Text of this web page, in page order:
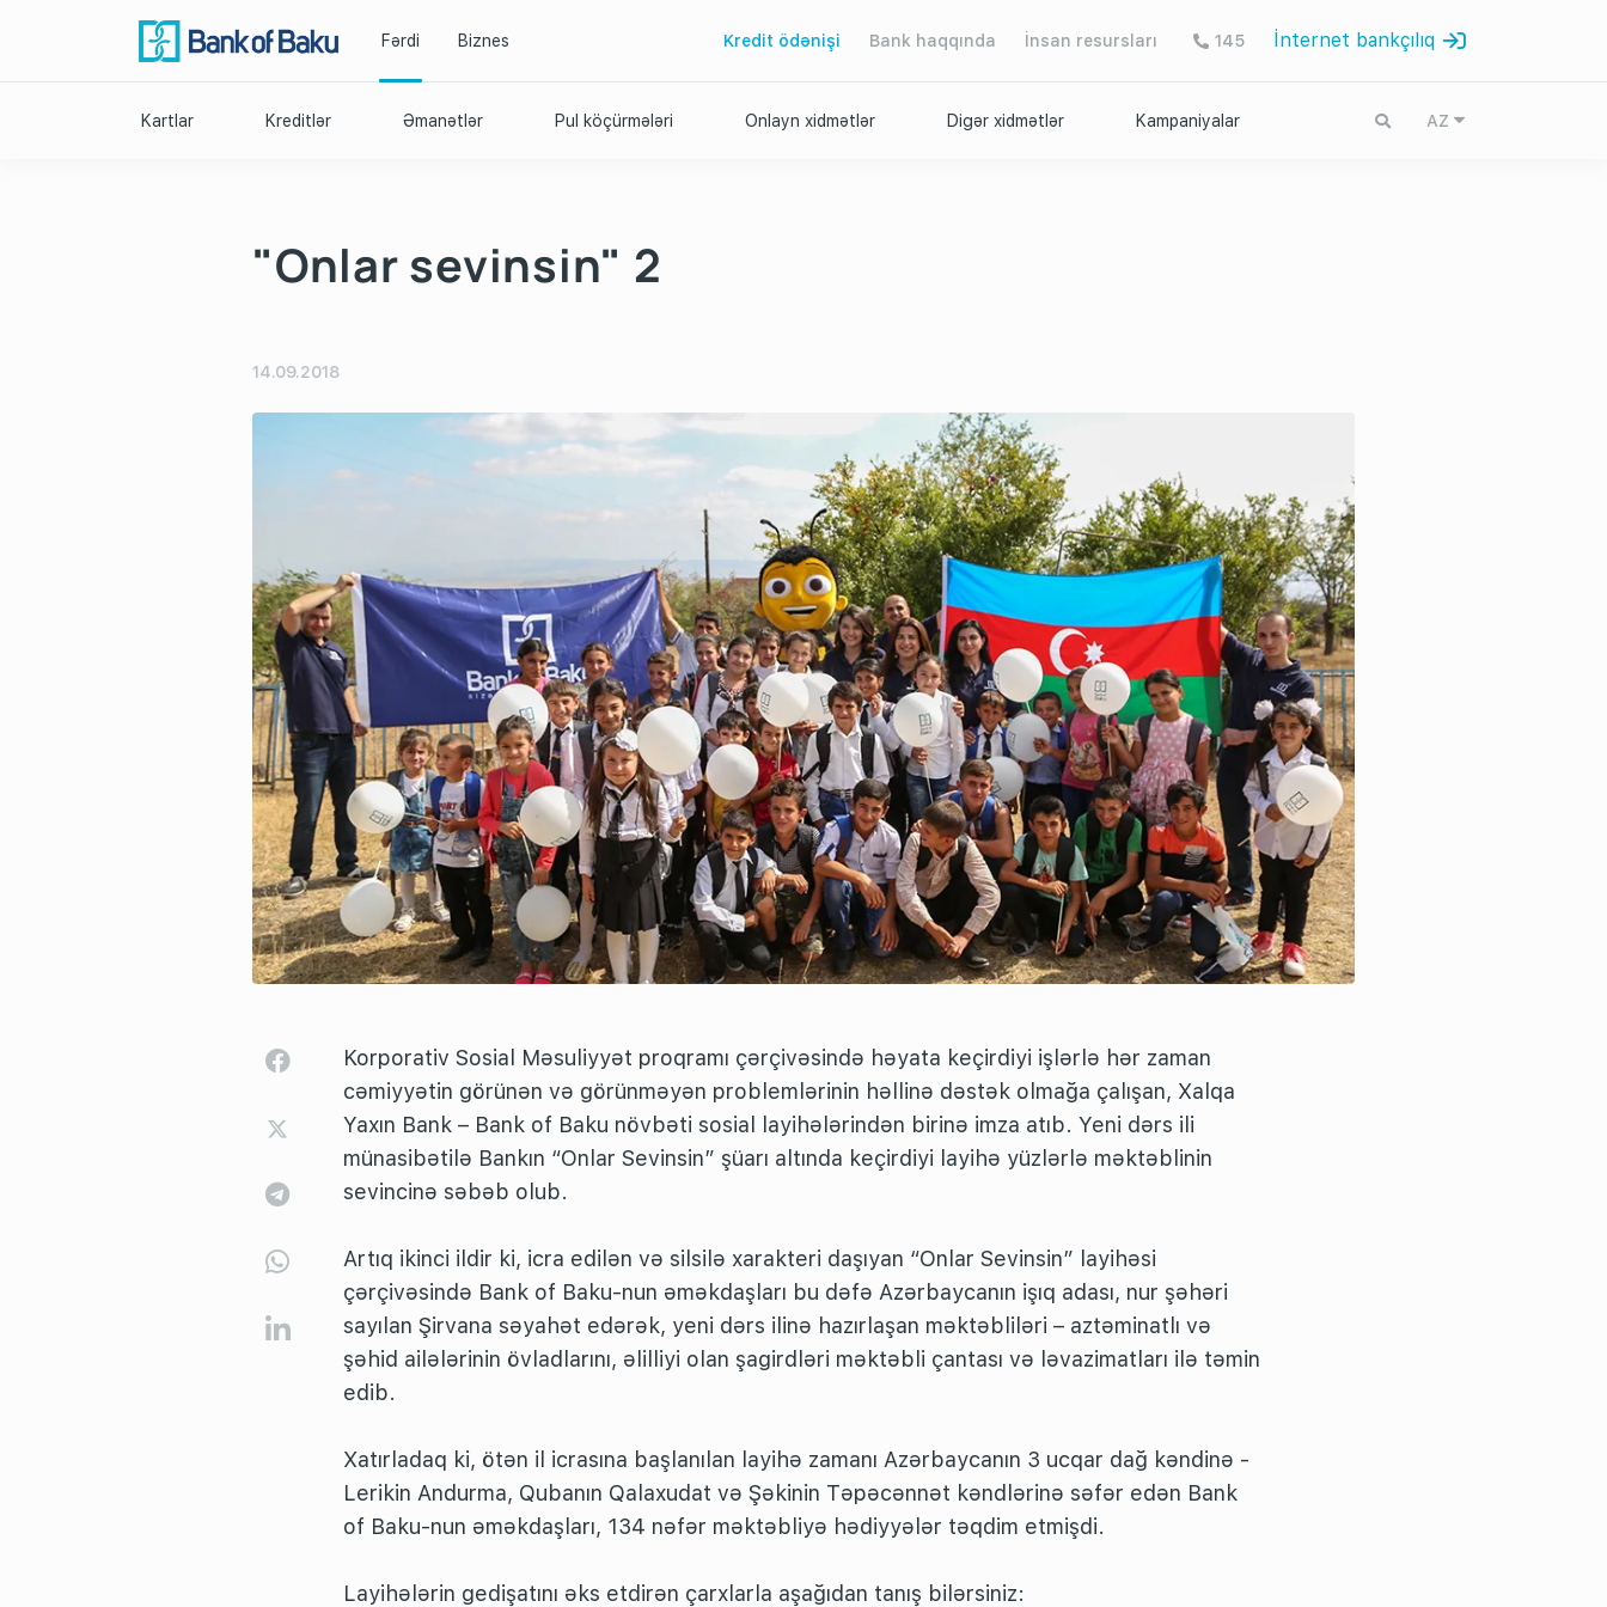
Fərdi Biznes Kredit ödənişi Bank haqqında İnsan resursları 145 İnternet bankçılıq
Kartlar Kreditlər Əmanətlər Pul köçürmələri Onlayn xidmətlər Digər xidmətlər Kampaniyalar AZ
"Onlar sevinsin" 2
14.09.2018
Korporativ Sosial Məsuliyyət proqramı çərçivəsində həyata keçirdiyi işlərlə hər zaman
cəmiyyətin görünən və görünməyən problemlərinin həllinə dəstək olmağa çalışan, Xalqa
Yaxın Bank – Bank of Baku növbəti sosial layihələrindən birinə imza atıb. Yeni dərs ili
münasibətilə Bankın “Onlar Sevinsin” şüarı altında keçirdiyi layihə yüzlərlə məktəblinin
sevincinə səbəb olub.
Artıq ikinci ildir ki, icra edilən və silsilə xarakteri daşıyan “Onlar Sevinsin” layihəsi
çərçivəsində Bank of Baku-nun əməkdaşları bu dəfə Azərbaycanın işıq adası, nur şəhəri
sayılan Şirvana səyahət edərək, yeni dərs ilinə hazırlaşan məktəbliləri – aztəminatlı və
şəhid ailələrinin övladlarını, əlilliyi olan şagirdləri məktəbli çantası və ləvazimatları ilə təmin
edib.
Xatırladaq ki, ötən il icrasına başlanılan layihə zamanı Azərbaycanın 3 ucqar dağ kəndinə -
Lerikin Andurma, Qubanın Qalaxudat və Şəkinin Təpəcənnət kəndlərinə səfər edən Bank
of Baku-nun əməkdaşları, 134 nəfər məktəbliyə hədiyyələr təqdim etmişdi.
Layihələrin gedişatını əks etdirən çarxlarla aşağıdan tanış bilərsiniz: